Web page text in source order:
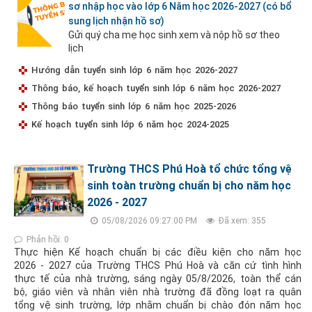
sơ nhập học vào lớp 6 Năm học 2026-2027 (có bổ
sung lịch nhận hồ sơ)
Gửi quý cha mẹ học sinh xem và nộp hồ sơ theo
lịch
Hướng dẫn tuyển sinh lớp 6 năm học 2026-2027
Thông báo, kế hoạch tuyển sinh lớp 6 năm học 2026-2027
Thông báo tuyển sinh lớp 6 năm học 2025-2026
Kế hoạch tuyển sinh lớp 6 năm học 2024-2025
Trường THCS Phú Hoà tổ chức tổng vệ
sinh toàn trường chuẩn bị cho năm học
2026 - 2027
05/08/2026 09:27:00 PM
Đã xem: 355
Phản hồi: 0
Thực hiện Kế hoạch chuẩn bị các điều kiện cho năm học
2026 - 2027 của Trường THCS Phú Hoà và căn cứ tình hình
thực tế của nhà trường, sáng ngày 05/8/2026, toàn thể cán
bộ, giáo viên và nhân viên nhà trường đã đồng loạt ra quân
tổng vệ sinh trường, lớp nhằm chuẩn bị chào đón năm học